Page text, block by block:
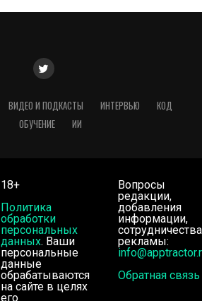
ВИДЕО И ПОДКАСТЫ ИНТЕРВЬЮ
КОД
ОБУЧЕНИЕ
ИИ
18+
Политика
обработки
персональных
данных. Ваши
персональные
данные
обрабатываются
на сайте в целях
его
Вопросы
редакции,
добавления
информации,
рекламы:
Обратная связь